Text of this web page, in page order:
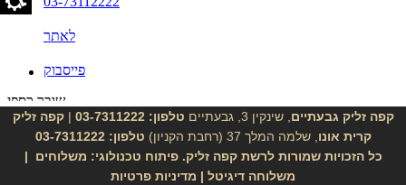
קפה זליק גבעתיים , שינקין 3, גבעתיים טלפון: 03-7311222 |קפה זליק
קרית אונו , שלמה המלך 37 (רחבת הקניון)
טלפון: 03-7311222
כל הזכויות שמורות לרשתקפה זליק. פיתוח טכנולוגי: משלוחים |
משלוחה דיגיטל | מדיניות פרטיות